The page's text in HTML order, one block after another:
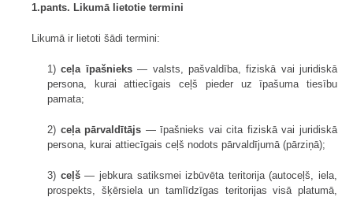
1.pants. Likumā lietotie termini
Likumā ir lietoti šādi termini:
1)ceļa īpašnieks— valsts, pašvaldība, fiziskā vai juridiskā
persona, kurai attiecīgais ceļš pieder uz īpašuma tiesību
pamata;
2) ceļa pārvaldītājs — īpašnieks vai cita fiziskā vai juridiskā
persona, kurai attiecīgais ceļš nodots pārvaldījumā (pārziņā);
3) ceļš— jebkura satiksmei izbūvēta teritorija (autoceļš, iela,
prospekts, šķērsiela un tamlīdzīgas teritorijas visā platumā,